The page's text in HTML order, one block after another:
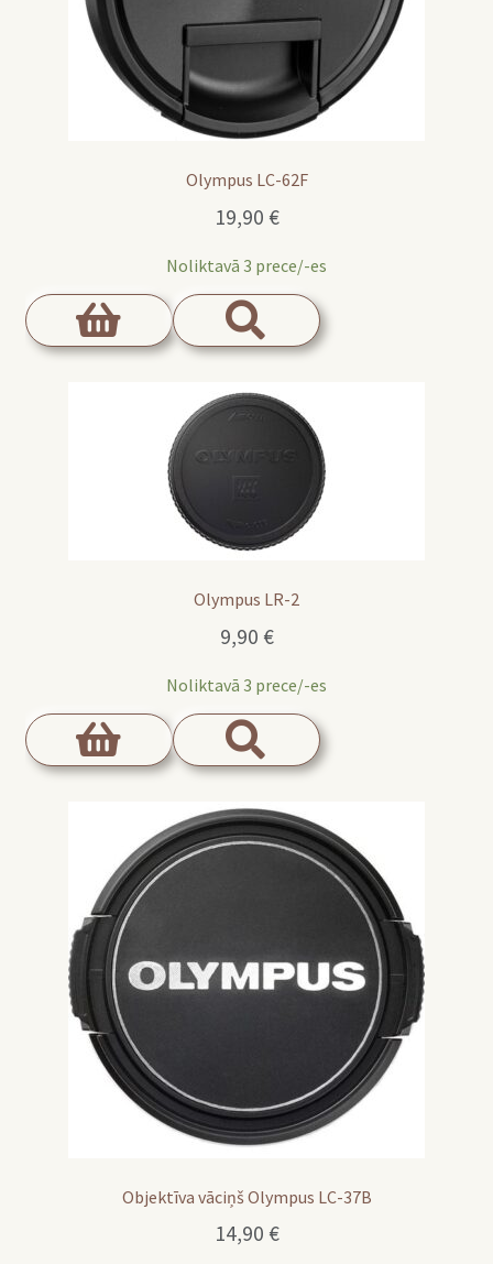
Olympus LC-62F
19,90 €
Noliktavā 3 prece/-es
Olympus LR-2
9,90 €
Noliktavā 3 prece/-es
Objektīva vāciņš Olympus LC-37B
14,90 €